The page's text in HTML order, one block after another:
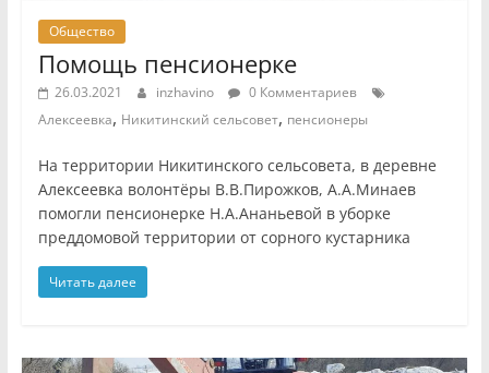
Общество
Помощь пенсионерке
26.03.2021 inzhavino
0 Комментариев
Алексеевка, Никитинский сельсовет, пенсионеры
На территории Никитинского сельсовета, в деревне
Алексеевка волонтёры В.В.Пирожков, А.А.Минаев
помогли пенсионерке Н.А.Ананьевой в уборке
преддомовой территории от сорного кустарника
Читать далее